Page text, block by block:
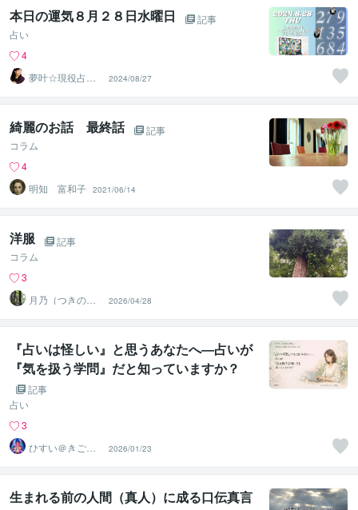
本日の運気８月２８日水曜日
記事
占い
4
夢叶☆現役占い
師・開運メッセ
ンジャー
2024/08/27
綺麗のお話 最終話
記事
コラム
4
明知 富和子 2021/06/14
洋服
記事
コラム
3
月乃（つきの）
魂と波動を整え
る鑑定師
2026/04/28
『占いは怪しい』と思うあなたへ―占いが
『気を扱う学問』だと知っていますか？
記事
占い
3
ひすい＠きごこ
ろアドバイザー
2026/01/23
生まれる前の人間（真人）に成る口伝真言